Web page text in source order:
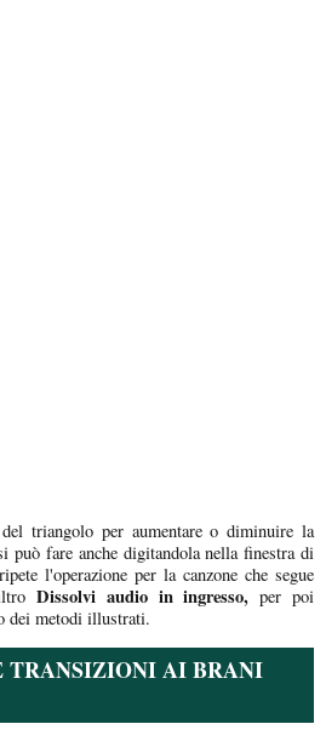
triangolo per aumentare o diminuire la
può fare anche digitandola nella finestra di
l'operazione per la canzone che segue
Dissolvi audio in ingresso, per poi
dei metodi illustrati.
TRANSIZIONI AI BRANI